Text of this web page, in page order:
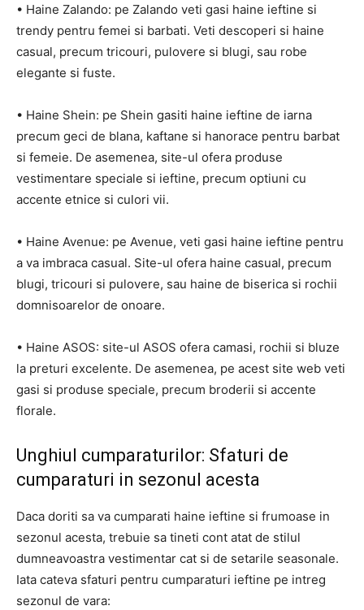
• Haine Zalando: pe Zalando veti gasi haine ieftine si
trendy pentru femei si barbati. Veti descoperi si haine
casual, precum tricouri, pulovere si blugi, sau robe
elegante si fuste.
• Haine Shein: pe Shein gasiti haine ieftine de iarna
precum geci de blana, kaftane si hanorace pentru barbat
si femeie. De asemenea, site-ul ofera produse
vestimentare speciale si ieftine, precum optiuni cu
accente etnice si culori vii.
• Haine Avenue: pe Avenue, veti gasi haine ieftine pentru
a va imbraca casual. Site-ul ofera haine casual, precum
blugi, tricouri si pulovere, sau haine de biserica si rochii
domnisoarelor de onoare.
• Haine ASOS: site-ul ASOS ofera camasi, rochii si bluze
la preturi excelente. De asemenea, pe acest site web veti
gasi si produse speciale, precum broderii si accente
florale.
Unghiul cumparaturilor: Sfaturi de
cumparaturi in sezonul acesta
Daca doriti sa va cumparati haine ieftine si frumoase in
sezonul acesta, trebuie sa tineti cont atat de stilul
dumneavoastra vestimentar cat si de setarile seasonale.
Iata cateva sfaturi pentru cumparaturi ieftine pe intreg
sezonul de vara: